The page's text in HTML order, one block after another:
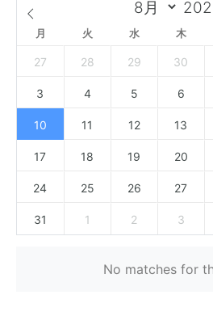
月 火 水 木
27 28 29 30
3 4 5 6
10 11 12 13
17 18 19 20
24 25 26 27
31 1 2 3
No matches for